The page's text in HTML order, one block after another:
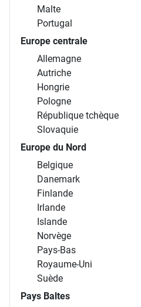
Malte
Portugal
Europe centrale
Allemagne
Autriche
Hongrie
Pologne
République tchèque
Slovaquie
Europe du Nord
Belgique
Danemark
Finlande
Irlande
Islande
Norvège
Pays-Bas
Royaume-Uni
Suède
Pays Baltes